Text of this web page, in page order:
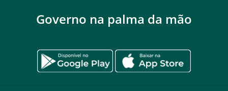
Governo na palma da mão